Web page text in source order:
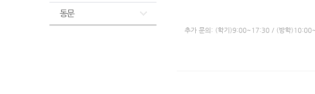
동문
추가 문의 : (학기)9:00~17:30 / (방학